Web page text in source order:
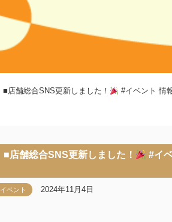
■店舗総合SNS更新しました！ #イベント 情
■店舗総合SNS更新しました！ #イ
イベント 2024年11月4日